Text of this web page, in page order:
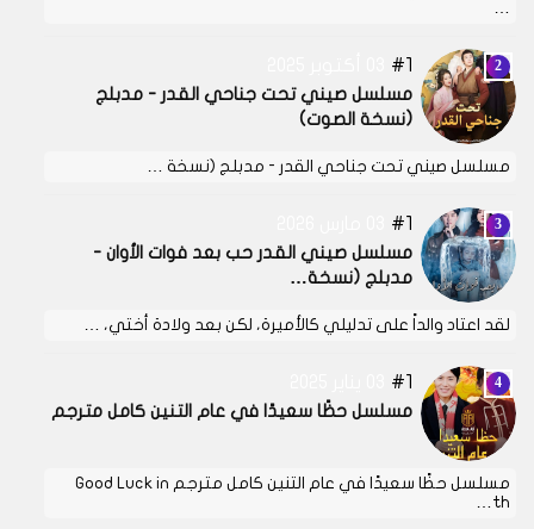
1
مسلسل صيني تحت جناحي القدر - مدبلج
(نسخة الصوت)
مسلسل صيني تحت جناحي القدر - مدبلج (نسخة …
1
مسلسل صيني القدر حب بعد فوات الأوان -
مدبلج (نسخة…
لقد اعتاد والداً على تدليلي كالأميرة، لكن بعد ولادة أختي، …
1
مسلسل حظًا سعيدًا في عام التنين كامل مترجم
مسلسل حظًا سعيدًا في عام التنين كامل مترجم Good Luck in
th…